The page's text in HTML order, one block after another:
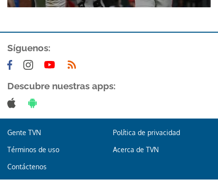
Síguenos:
Descubre nuestras apps:
Gente TVN Política de privacidad
Términos de uso Acerca de TVN
Contáctenos